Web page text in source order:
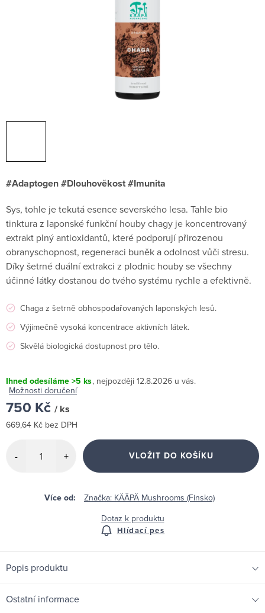
#Adaptogen #Dlouhověkost #Imunita
Sys, tohle je tekutá esence severského lesa. Tahle bio
tinktura z laponské funkční houby chagy je koncentrovaný
extrakt plný antioxidantů, které podporují přirozenou
obranyschopnost, regeneraci buněk a odolnost vůči stresu.
Díky šetrné duální extrakci z plodnic houby se všechny
účinné látky dostanou do tvého systému rychle a efektivně.
Chaga z šetrně obhospodařovaných laponských lesů.
Výjimečně vysoká koncentrace aktivních látek.
Skvělá biologická dostupnost pro tělo.
Ihned odesíláme>5 ks
12.8.2026
Možnosti doručení
750 Kč / ks
669,64 Kč bez DPH
VLOŽIT DO KOŠÍKU
Značka: KÄÄPÄ Mushrooms (Finsko)
Dotaz k produktu
Hlídací pes
Popis produktu
Ostatní informace